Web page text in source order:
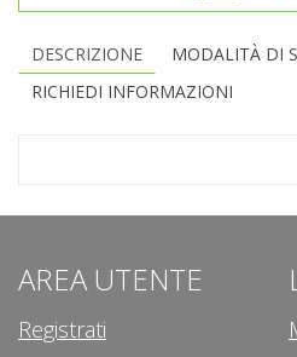
DESCRIZIONE
MODALITÀ DI
RICHIEDI INFORMAZIONI
AREA UTENTE
Registrati